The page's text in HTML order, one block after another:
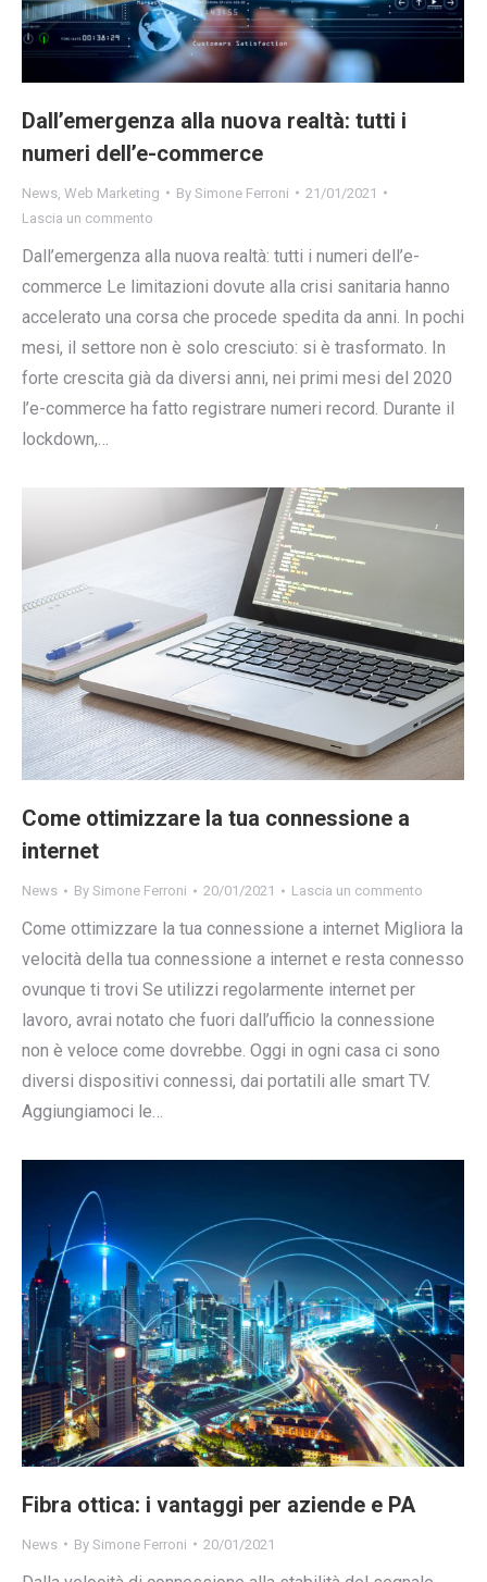
Dall’emergenza alla nuova realtà: tutti i
numeri dell’e-commerce
News Web Marketing By Simone Ferroni
21/01/2021
Lascia un commento
Dall’emergenza alla nuova realtà: tutti i numeri dell’e-
commerce Le limitazioni dovute alla crisi sanitaria hanno
accelerato una corsa che procede spedita da anni. In pochi
mesi, il settore non è solo cresciuto: si è trasformato. In
forte crescita già da diversi anni, nei primi mesi del 2020
l’e-commerce ha fatto registrare numeri record. Durante il
lockdown,…
Come ottimizzare la tua connessione a
internet
News By Simone Ferroni 20/01/2021 Lascia un commento
Come ottimizzare la tua connessione a internet Migliora la
velocità della tua connessione a internet e resta connesso
ovunque ti trovi Se utilizzi regolarmente internet per
lavoro, avrai notato che fuori dall’ufficio la connessione
non è veloce come dovrebbe. Oggi in ogni casa ci sono
diversi dispositivi connessi, dai portatili alle smart TV.
Aggiungiamoci le…
Fibra ottica: i vantaggi per aziende e PA
News By Simone Ferroni 20/01/2021